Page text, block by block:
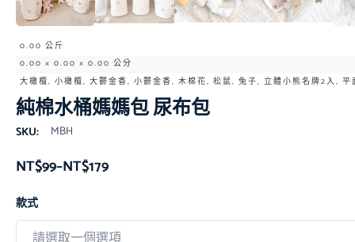
0.00 公斤
0.00 × 0.00 × 0.00 公分
大橄欖, 小橄欖, 大鬱金香, 小鬱金香, 木棉花, 松鼠, 兔子, 立體小熊名牌2入,
純棉水桶媽媽包 尿布包
SKU: MBH
NT$99–NT$179
款式